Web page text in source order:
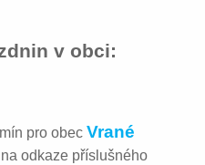
v obci:
pro obecVrané
odkaze příslušného